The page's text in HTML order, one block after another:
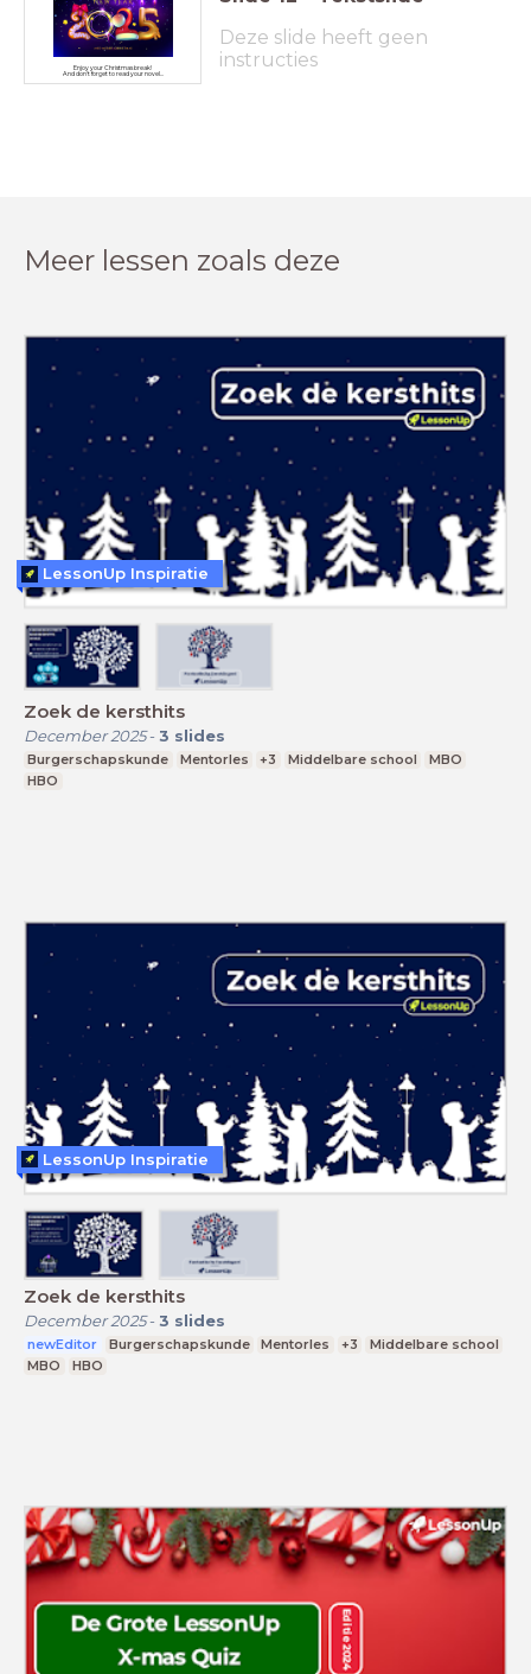
Enjoy your Christmas break!
And don't forget to read your novel...
Deze slide heeft geen
instructies
Meer lessen zoals deze
Zoek de kersthits
December 2025- 3 slides
Burgerschapskunde Mentorles +3 Middelbare school
MBO
HBO
LessonUp Inspiratie
Zoek de kersthits
December 2025- 3 slides
newEditor Burgerschapskunde Mentorles +3
Middelbare school
MBO
HBO
LessonUp Inspiratie